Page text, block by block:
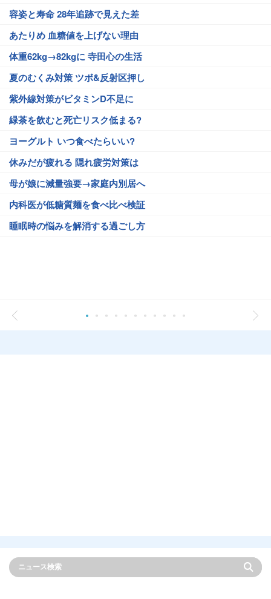
容姿と寿命 28年追跡で見えた差
あたりめ 血糖値を上げない理由
体重62kg→82kgに 寺田心の生活
夏のむくみ対策 ツボ&反射区押し
紫外線対策がビタミンD不足に
緑茶を飲むと死亡リスク低まる?
ヨーグルト いつ食べたらいい?
休みだが疲れる 隠れ疲労対策は
母が娘に減量強要→家庭内別居へ
内科医が低糖質麺を食べ比べ検証
睡眠時の悩みを解消する過ごし方